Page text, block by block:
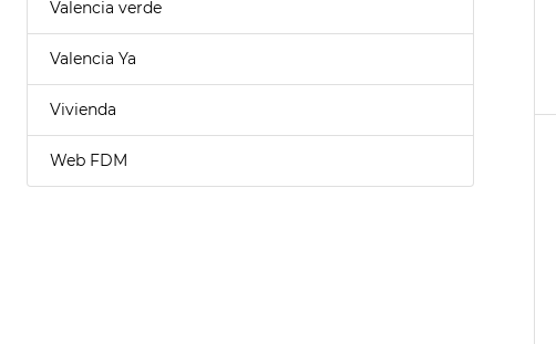
Valencia verde
Valencia Ya
Vivienda
Web FDM